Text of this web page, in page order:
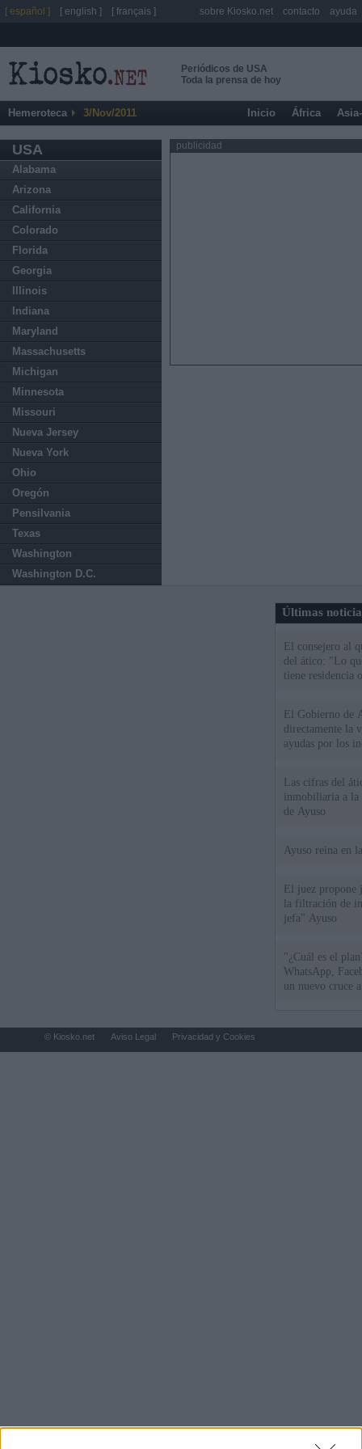
Periódicos de USA
Toda la prensa de hoy
Hemeroteca 3/Nov/2011 Inicio África
USA
Alabama
Arizona
California
Colorado
Florida
Georgia
Illinois
Indiana
Maryland
Massachusetts
Michigan
Minnesota
Missouri
Nueva Jersey
Nueva York
Ohio
Oregón
Pensilvania
Texas
Washington
Washington D.C.
publicidad
Últimas
El consejero al
del ático: "Lo
tiene residencia
El Gobierno de
directamente la
ayudas por los
Las cifras del
inmobiliaria a la
de Ayuso
Ayuso reina en
El juez propone
la filtración de
jefa" Ayuso
"¿Cuál es el
WhatsApp,
un nuevo cruce
[ español ] [ english ] [ français ] sobre Kiosko.net contacto ayuda
© Kiosko.net Aviso Legal Privacidad y Cookies